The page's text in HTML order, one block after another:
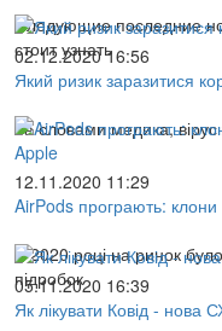
Следующие последние
стоит узнать
02.12.2020 16:56
Який ризик заразитися
За словами медика, вірус
12.11.2020 11:29
AirPods програють: клони
У 2020 році на ринок
підробок
05.11.2020 16:39
Як лікувати Ковід -